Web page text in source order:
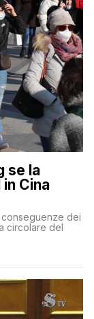
se la
Cina
conseguenze dei
circolare del